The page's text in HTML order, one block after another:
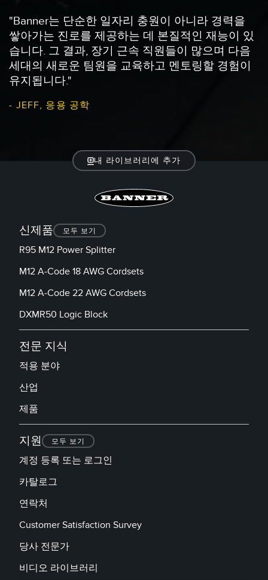
"Banner는 단순한 일자리 충원이 아니라 경력을
쌓아가는 진로를 제공하는 데 본질적인 재능이 있
습니다. 그 결과, 장기 근속 직원들이 많으며 다음
세대의 새로운 팀원을 교육하고 멘토링할 경험이
유지됩니다."
- JEFF, 응용 공학
내 라이브러리에 추가
신제품 모두 보기
R95 M12 Power Splitter
M12 A-Code 18 AWG Cordsets
M12 A-Code 22 AWG Cordsets
DXMR50 Logic Block
전문 지식
적용 분야
산업
제품
지원 모두 보기
계정 등록 또는 로그인
카탈로그
연락처
Customer Satisfaction Survey
당사 전문가
비디오 라이브러리